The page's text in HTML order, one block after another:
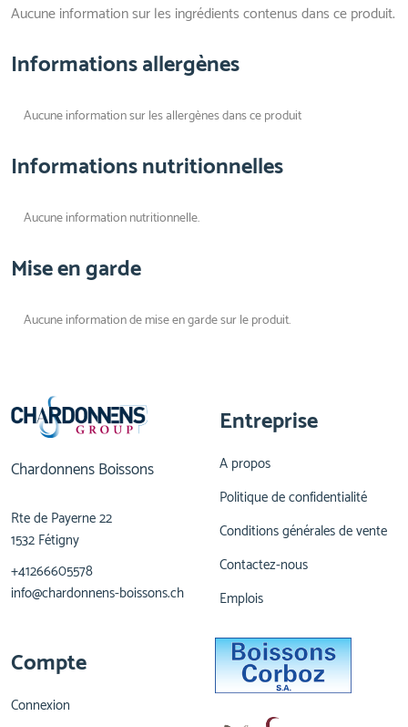
Aucune information sur les ingrédients contenus dans ce produit.
Informations allergènes
Aucune information sur les allergènes dans ce produit
Informations nutritionnelles
Aucune information nutritionnelle.
Mise en garde
Aucune information de mise en garde sur le produit.
Chardonnens Boissons
Rte de Payerne 22
1532 Fétigny
+41266605578
info@chardonnens-boissons.ch
Entreprise
A propos
Politique de confidentialité
Conditions générales de vente
Contactez-nous
Emplois
Compte
Connexion